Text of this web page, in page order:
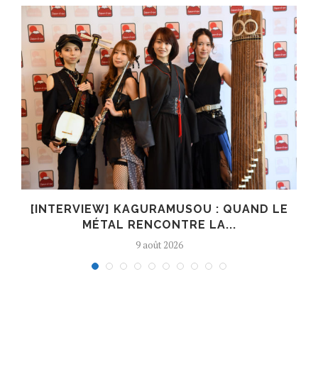
[INTERVIEW] KAGURAMUSOU : QUAND LE
MÉTAL RENCONTRE LA...
9 août 2026